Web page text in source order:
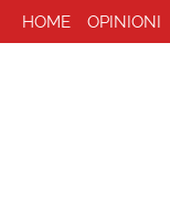
HOME OPINIONI